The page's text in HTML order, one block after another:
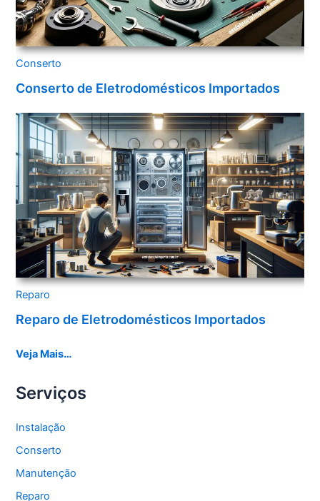
Conserto
Conserto de Eletrodomésticos Importados
Reparo
Reparo de Eletrodomésticos Importados
Veja Mais…
Serviços
Instalação
Conserto
Manutenção
Reparo